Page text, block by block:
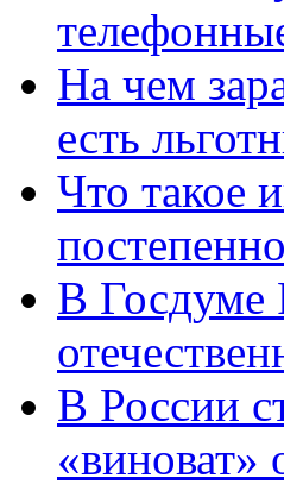
На чем
есть
Что такое
В Госдуме
В России
«виноват»